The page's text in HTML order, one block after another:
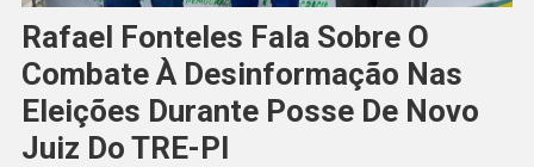
Rafael Fonteles Fala Sobre O
Combate À Desinformação Nas
Eleições Durante Posse De Novo
Juiz Do TRE-PI